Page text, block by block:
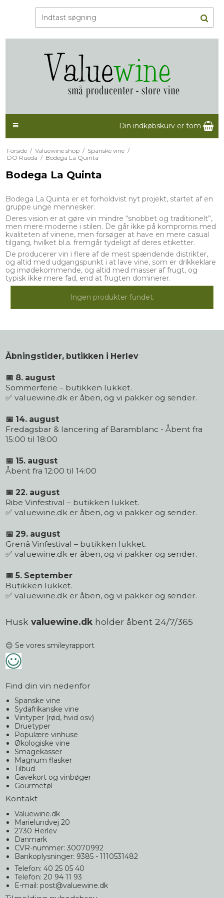
Din indkøbskurv er tom
Forside / Valuewine shop / Spanske vine /
DO Rueda / Bodega La Quinta
Bodega La Quinta
Bodega La Quinta er et forholdvist nyt projekt, startet af en
gruppe unge mennesker.
Deres vision er at gøre vin mindre “snobbet og traditionelt”,
men mere moderne i stilen. De går ikke på kompromis med
kvaliteten af vinene, men forsøger at have en mere casual
tilgang, hvilket bl.a. fremgår tydeligt af deres etiketter.
De producerer vin i flere af de mest spændende distrikter,
og altid med udgangspunkt i at lave vine, som er drikkeklare
og imødekommende, og altid med masser af frugt, og
typisk ikke mere fad, end at frugten dominerer.
Ingen produkter fundet.
Åbningstider, butikken i Herlev
📅 8. august
Sommerferie – butikken lukket.
✅ valuewine.dk er åben, og vi pakker og sender.
📅 14. august
Fredagsbar & lancering af Baramblanc - Åbent fra
15:00 til 18:00
📅 15. august
Åbent fra 12:00 til 14:00
📅 22. august
Ribe Vinfestival – butikken lukket.
✅ valuewine.dk er åben, og vi pakker og sender.
📅 29. august
Grenå Vinfestival – butikken lukket.
✅ valuewine.dk er åben, og vi pakker og sender.
📅 5. September
Butikken lukket.
✅ valuewine.dk er åben, og vi pakker og sender.
Husk valuewine.dk holder åbent 24/7/365
😊 Se vores smileyrapport
Find din vin nedenfor
Spanske vine
Sydafrikanske vine
Vintyper (rød, hvid osv)
Druetyper
Populære vinhuse
Økologiske vine
Smagekasser
Magnum flasker
Tilbud
Gavekort og vinbøger
Gourmetøl
Kontakt
Valuewine.dk
Marielundvej 20
2730 Herlev
Danmark
CVR-nummer: 30070992
Bankoplysninger: 9385 - 1110531482
Telefon: 40 25 05 40
Telefon: 20 94 11 93
E-mail: post@valuewine.dk